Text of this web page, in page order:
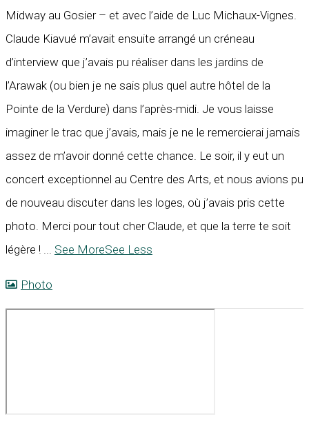
Midway au Gosier – et avec l’aide de Luc Michaux-Vignes.
Claude Kiavué m’avait ensuite arrangé un créneau
d’interview que j’avais pu réaliser dans les jardins de
l’Arawak (ou bien je ne sais plus quel autre hôtel de la
Pointe de la Verdure) dans l’après-midi. Je vous laisse
imaginer le trac que j’avais, mais je ne le remercierai jamais
assez de m’avoir donné cette chance. Le soir, il y eut un
concert exceptionnel au Centre des Arts, et nous avions pu
de nouveau discuter dans les loges, où j’avais pris cette
photo. Merci pour tout cher Claude, et que la terre te soit
légère ! ... See MoreSee Less
Photo